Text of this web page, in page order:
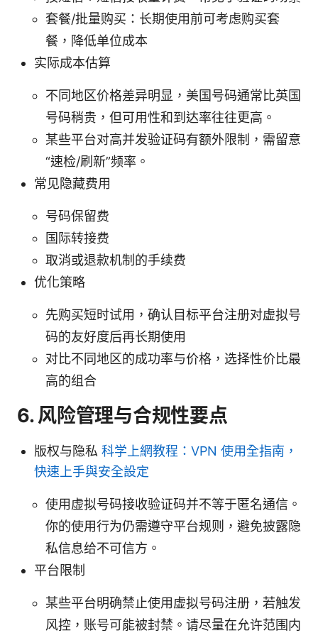
套餐/批量购买：长期使用前可考虑购买套
餐，降低单位成本
实际成本估算
不同地区价格差异明显，美国号码通常比英国
号码稍贵，但可用性和到达率往往更高。
某些平台对高并发验证码有额外限制，需留意
“速检/刷新”频率。
常见隐藏费用
号码保留费
国际转接费
取消或退款机制的手续费
优化策略
先购买短时试用，确认目标平台注册对虚拟号
码的友好度后再长期使用
对比不同地区的成功率与价格，选择性价比最
高的组合
6. 风险管理与合规性要点
版权与隐私 科学上網教程：VPN 使用全指南，
快速上手與安全設定
使用虚拟号码接收验证码并不等于匿名通信。
你的使用行为仍需遵守平台规则，避免披露隐
私信息给不可信方。
平台限制
某些平台明确禁止使用虚拟号码注册，若触发
风控，账号可能被封禁。请尽量在允许范围内